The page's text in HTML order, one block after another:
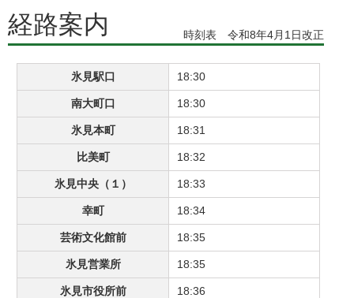
経路案内 時刻表 令和8年4月1日改正
氷見駅口 18:30
南大町口 18:30
氷見本町 18:31
比美町 18:32
氷見中央（１） 18:33
幸町 18:34
芸術文化館前 18:35
氷見営業所 18:35
氷見市役所前 18:36